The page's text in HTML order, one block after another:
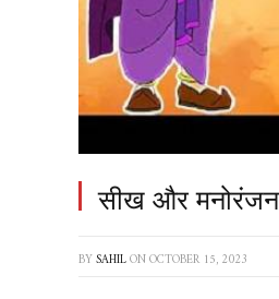
सीख और मनोरंजन:
BYSAHILONOCTOBER 15, 2023